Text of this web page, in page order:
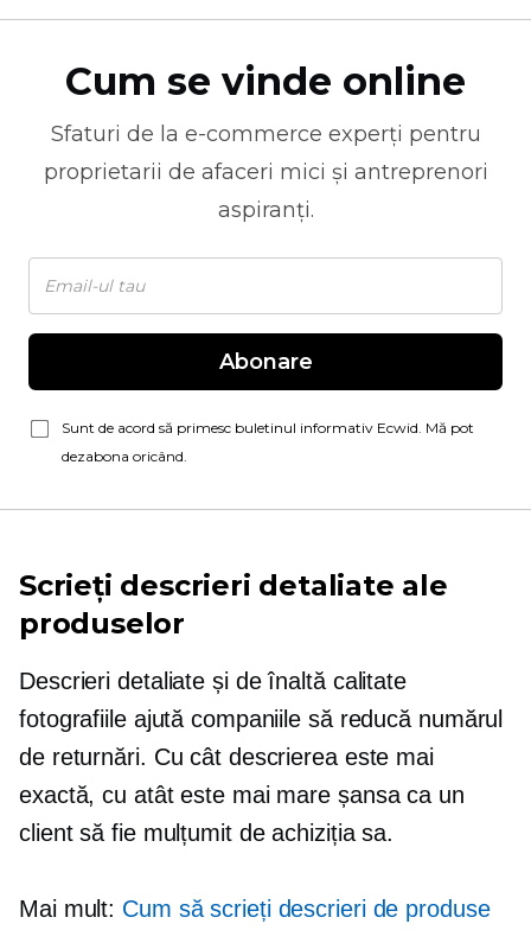
Cum se vinde online
Sfaturi de la e-commerce experți pentru
proprietarii de afaceri mici și antreprenori
aspiranți.
Abonare
Sunt de acord să primesc buletinul informativ Ecwid. Mă pot
dezabona oricând.
Scrieți descrieri detaliate ale
produselor
Descrieri detaliate și de înaltă calitate
fotografiile ajută companiile să reducă numărul
de returnări. Cu cât descrierea este mai
exactă, cu atât este mai mare șansa ca un
client să fie mulțumit de achiziția sa.
Mai mult: Cum să scrieți descrieri de produse